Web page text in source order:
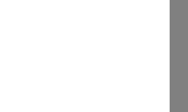
鋼製成，蓋子帶有側面蒸汽出口。